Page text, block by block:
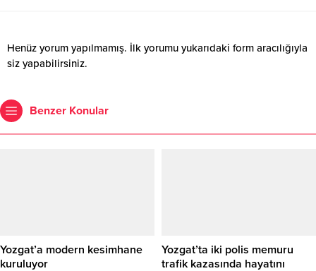
Henüz yorum yapılmamış. İlk yorumu yukarıdaki form aracılığıyla
siz yapabilirsiniz.
Benzer Konular
Yozgat’a modern kesimhane
kuruluyor
Yozgat’ta iki polis memuru
trafik kazasında hayatını